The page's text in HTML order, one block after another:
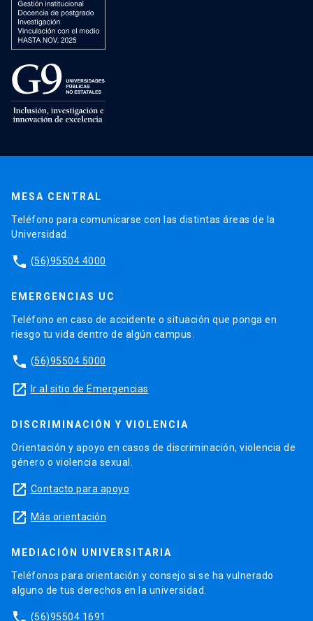
MESA CENTRAL
Teléfono para comunicarse con las distintas áreas de la
Universidad.
phone (56)95504 4000
EMERGENCIAS UC
Teléfono en caso de accidente o situación que ponga en
riesgo tu vida dentro de algún campus.
phone (56)95504 5000
launch Ir al sitio de Emergencias
DISCRIMINACIÓN Y VIOLENCIA
Orientación y apoyo en casos de discriminación, violencia de
género o violencia sexual.
launch Contacto para apoyo
launch Más orientación
MEDIACIÓN UNIVERSITARIA
Teléfonos para orientación y consejo si se ha vulnerado
alguno de tus derechos en la universidad.
(56)95504 1691